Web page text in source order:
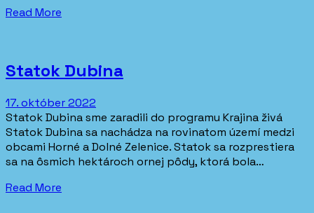
Read More
Statok Dubina
17. október 2022
Statok Dubina sme zaradili do programu Krajina živá
Statok Dubina sa nachádza na rovinatom území medzi
obcami Horné a Dolné Zelenice. Statok sa rozprestiera
sa na ôsmich hektároch ornej pôdy, ktorá bola…
Read More